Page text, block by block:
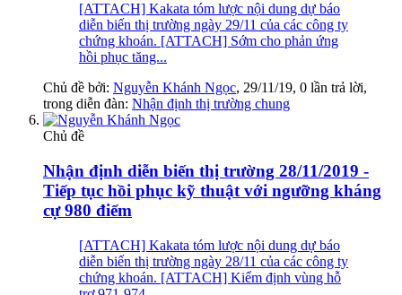
[ATTACH] Kakata tóm lược nội dung dự báo
diễn biến thị trường ngày 29/11 của các công ty
chứng khoán. [ATTACH] Sớm cho phản ứng
hồi phục tăng...
Chủ đề bởi: Nguyễn Khánh Ngọc, 29/11/19, 0 lần trả lời,
trong diễn đàn: Nhận định thị trường chung
Chủ đề
Nhận định diễn biến thị trường 28/11/2019 -
Tiếp tục hồi phục kỹ thuật với ngưỡng kháng
cự 980 điểm
[ATTACH] Kakata tóm lược nội dung dự báo
diễn biến thị trường ngày 28/11 của các công ty
chứng khoán. [ATTACH] Kiểm định vùng hỗ